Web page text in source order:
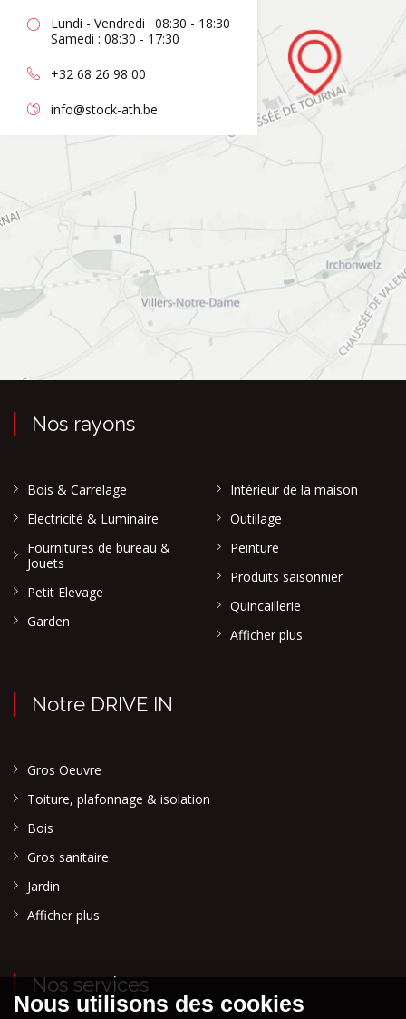
Lundi - Vendredi : 08:30 - 18:30
Samedi : 08:30 - 17:30
+32 68 26 98 00
info@stock-ath.be
Nos rayons
Bois & Carrelage
Electricité & Luminaire
Fournitures de bureau &
Jouets
Petit Elevage
Garden
Intérieur de la maison
Outillage
Peinture
Produits saisonnier
Quincaillerie
Afficher plus
Notre DRIVE IN
Gros Oeuvre
Toiture, plafonnage & isolation
Bois
Gros sanitaire
Jardin
Afficher plus
Nos services